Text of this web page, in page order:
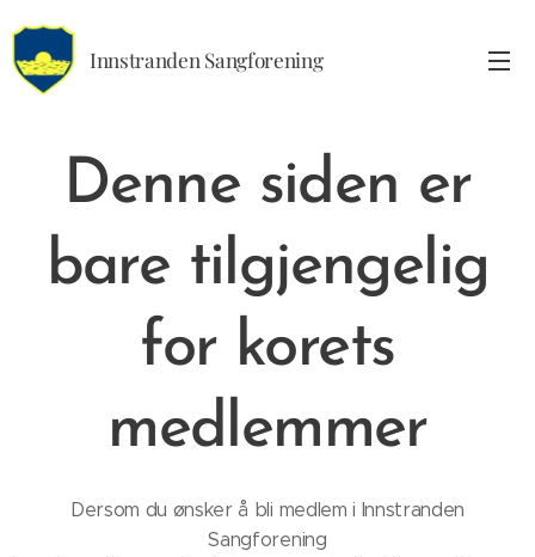
Innstranden Sangforening
Denne siden er
bare tilgjengelig
for korets
medlemmer
Dersom du ønsker å bli medlem i Innstranden
Sangforening